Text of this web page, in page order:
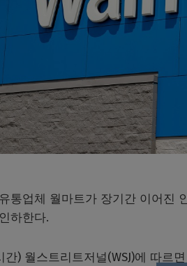
통업체 월마트가 장기간 이어진
하한다.
간) 월스트리트저널(WSJ)에 따르